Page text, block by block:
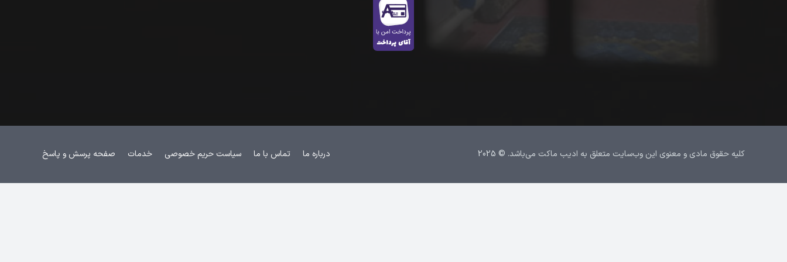
کلیه حقوق مادی و معنوی این وب‌سایت متعلق به ادیب ماکت می‌باشد. © 2025 درباره ما تماس با ما سیاست حریم خصوصی خدمات صفحه پرسش و پاسخ